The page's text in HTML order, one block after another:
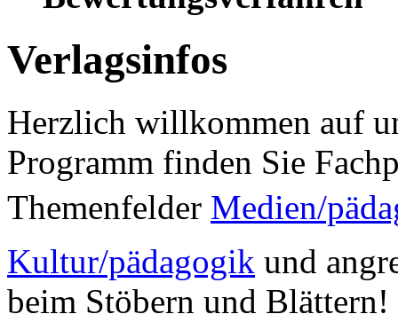
Verlagsinfos
Herzlich willkommen auf
Programm finden Sie
Themenfelder Medien/
Kultur/pädagogik und
beim Stöbern und Blättern!